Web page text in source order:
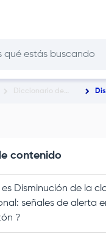
Diccionario de
contenido
es Disminución de la
señales de alerta
?